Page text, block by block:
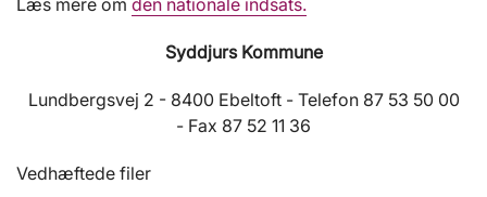
Læs mere om den nationale indsats.
Syddjurs Kommune
Lundbergsvej 2 - 8400 Ebeltoft - Telefon 87 53 50 00
- Fax 87 52 11 36
Vedhæftede filer